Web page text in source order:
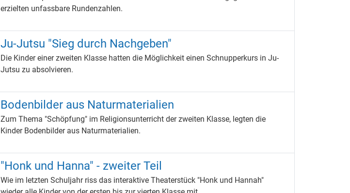
erzielten unfassbare Rundenzahlen.
Ju-Jutsu "Sieg durch Nachgeben"
Die Kinder einer zweiten Klasse hatten die Möglichkeit einen Schnupperkurs in Ju-
Jutsu zu absolvieren.
Bodenbilder aus Naturmaterialien
Zum Thema "Schöpfung" im Religionsunterricht der zweiten Klasse, legten die
Kinder Bodenbilder aus Naturmaterialien.
"Honk und Hanna" - zweiter Teil
Wie im letzten Schuljahr riss das interaktive Theaterstück "Honk und Hannah"